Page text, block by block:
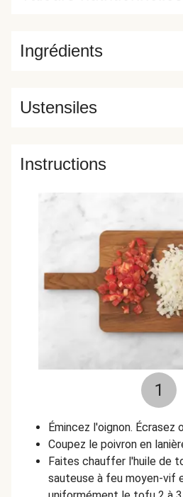
Ingrédients
Ustensiles
Instructions
1
Émincez l'oignon. Écrasez
Coupez le poivron en
Faites chauffer l'huile de
sauteuse à feu moyen-vif